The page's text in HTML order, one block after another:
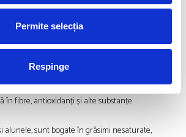
Permite selecția
Respinge
substanțe chimice din plante care protejează
Cercetările arată că legumele cu frunze verzi
K, cum ar fi spanacul și varza kale, fructele de
legumele galbene și portocalii pot fi deosebit de
ovăz, orez brun, pâine integrală și alte cereale
inflamație.
în fibre, antioxidanți și alte substanțe
alunele, sunt bogate în grăsimi nesaturate,